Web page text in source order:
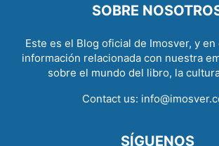
SOBRE
Este es el Blog oficial de Imosver, y
información relacionada con nuestra
sobre el mundo del libro, la
Contact us:
SÍGUENOS